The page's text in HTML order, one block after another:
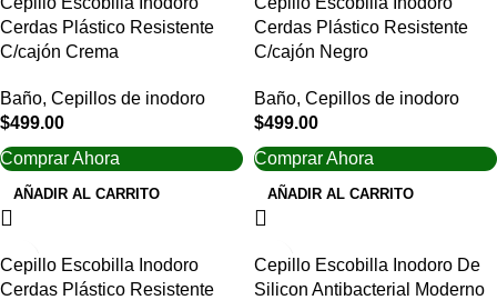
Cerdas Plástico Resistente
C/cajón Crema
Baño, Cepillos de inodoro
$499.00
Comprar Ahora
AÑADIR AL CARRITO
Cerdas Plástico Resistente
C/cajón Negro
Baño, Cepillos de inodoro
$499.00
Comprar Ahora
AÑADIR AL CARRITO
Cepillo Escobilla Inodoro
Cerdas Plástico Resistente
Cepillo Escobilla Inodoro De
Silicon Antibacterial Moderno